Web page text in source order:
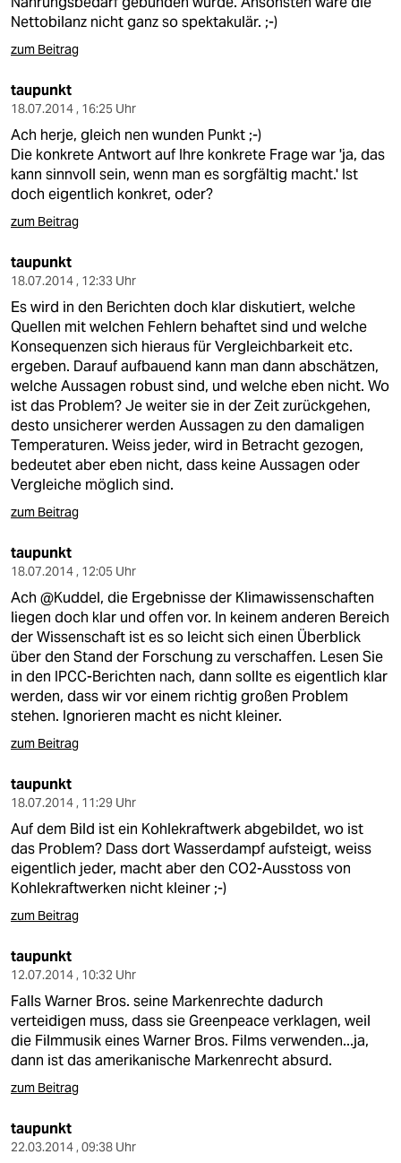
Nettobilanz nicht ganz so spektakulär. ;-)
zum Beitrag
taupunkt
18.07.2014 , 16:25 Uhr
Ach herje, gleich nen wunden Punkt ;-)
Die konkrete Antwort auf Ihre konkrete Frage war 'ja, das
kann sinnvoll sein, wenn man es sorgfältig macht.' Ist
doch eigentlich konkret, oder?
zum Beitrag
taupunkt
18.07.2014 , 12:33 Uhr
Es wird in den Berichten doch klar diskutiert, welche
Quellen mit welchen Fehlern behaftet sind und welche
Konsequenzen sich hieraus für Vergleichbarkeit etc.
ergeben. Darauf aufbauend kann man dann abschätzen,
welche Aussagen robust sind, und welche eben nicht. Wo
ist das Problem? Je weiter sie in der Zeit zurückgehen,
desto unsicherer werden Aussagen zu den damaligen
Temperaturen. Weiss jeder, wird in Betracht gezogen,
bedeutet aber eben nicht, dass keine Aussagen oder
Vergleiche möglich sind.
zum Beitrag
taupunkt
18.07.2014 , 12:05 Uhr
Ach @Kuddel, die Ergebnisse der Klimawissenschaften
liegen doch klar und offen vor. In keinem anderen Bereich
der Wissenschaft ist es so leicht sich einen Überblick
über den Stand der Forschung zu verschaffen. Lesen Sie
in den IPCC-Berichten nach, dann sollte es eigentlich klar
werden, dass wir vor einem richtig großen Problem
stehen. Ignorieren macht es nicht kleiner.
zum Beitrag
taupunkt
18.07.2014 , 11:29 Uhr
Auf dem Bild ist ein Kohlekraftwerk abgebildet, wo ist
das Problem? Dass dort Wasserdampf aufsteigt, weiss
eigentlich jeder, macht aber den CO2-Ausstoss von
Kohlekraftwerken nicht kleiner ;-)
zum Beitrag
taupunkt
12.07.2014 , 10:32 Uhr
Falls Warner Bros. seine Markenrechte dadurch
verteidigen muss, dass sie Greenpeace verklagen, weil
die Filmmusik eines Warner Bros. Films verwenden...ja,
dann ist das amerikanische Markenrecht absurd.
zum Beitrag
taupunkt
22.03.2014 , 09:38 Uhr